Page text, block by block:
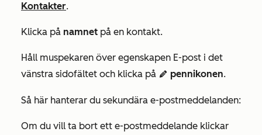
Kontakter.
Klicka på namnet på en kontakt.
Håll muspekaren över egenskapen E-post i det
vänstra sidofältet och klicka på edit pennikonen.
Så här hanterar du sekundära e-postmeddelanden:
Om du vill ta bort ett e-postmeddelande klickar